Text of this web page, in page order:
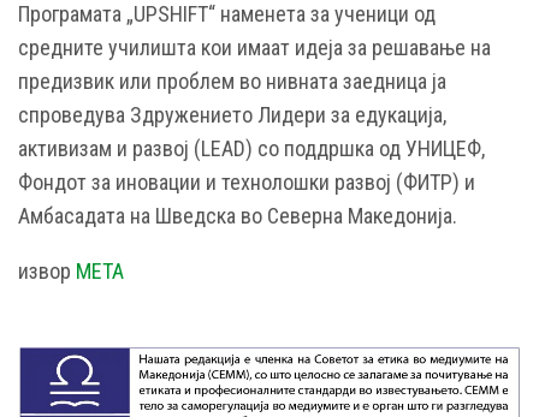
Програмата „UPSHIFT“ наменета за ученици од
средните училишта кои имаат идеја за решавање на
предизвик или проблем во нивната заедница ја
спроведува Здружението Лидери за едукација,
активизам и развој (LEAD) со поддршка од УНИЦЕФ,
Фондот за иновации и технолошки развој (ФИТР) и
Амбасадата на Шведска во Северна Македонија.
извор МЕТА